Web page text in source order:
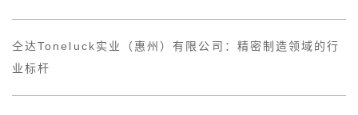
仝达Toneluck实业（惠州）有限公司：精密制造领域的行
业标杆